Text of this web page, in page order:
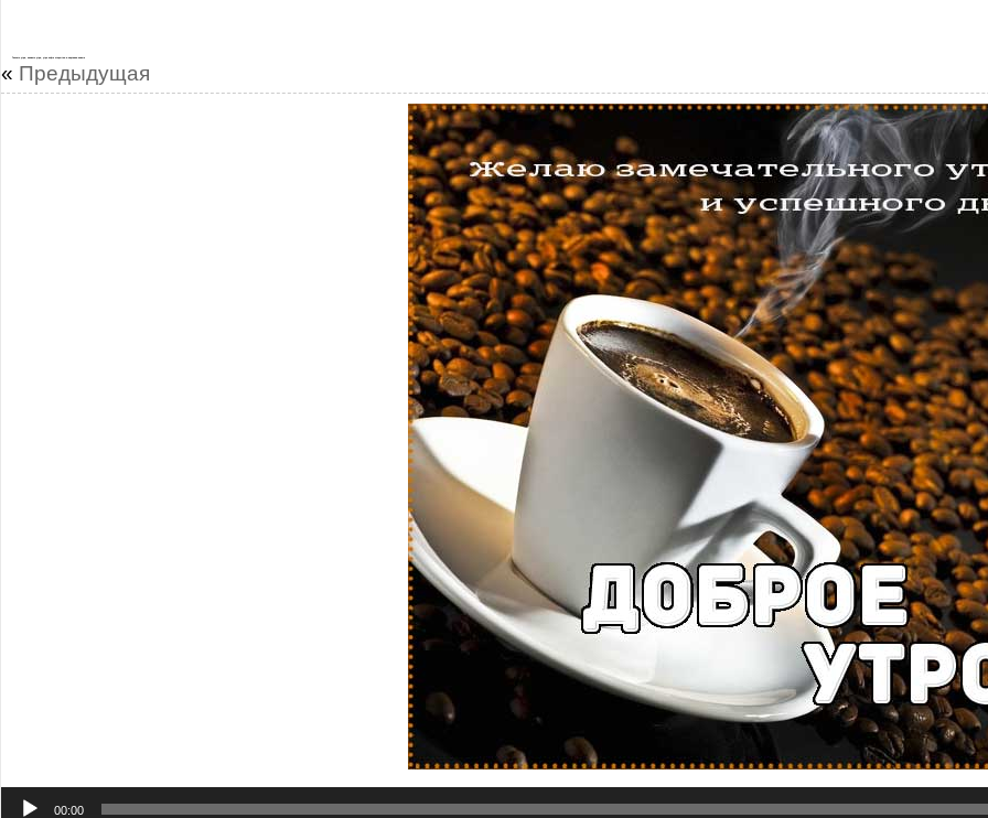
« Предыдущая
Аудиоплеер
00:00